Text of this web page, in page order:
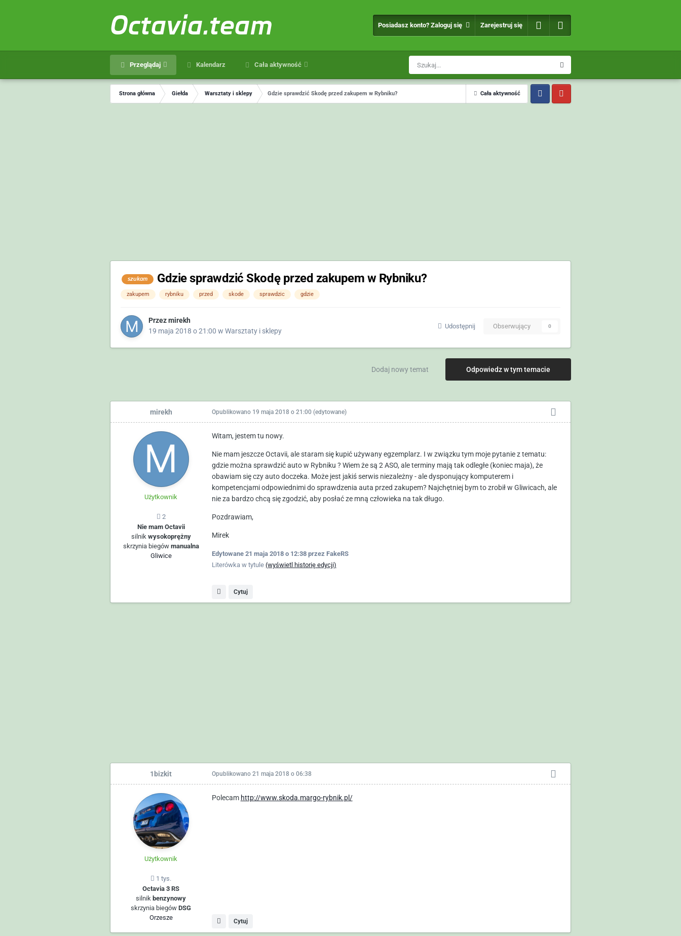
Octavia.team Posiadasz konto? Zaloguj się Zarejestruj się
Przeglądaj Kalendarz Cała aktywność
Cała aktywność
Strona główna Giełda Warsztaty i sklepy Gdzie sprawdzić Skodę przed zakupem w Rybniku?
szukam Gdzie sprawdzić Skodę przed zakupem w Rybniku?
zakupem rybniku przed skode sprawdzic gdzie
Przezmirekh
19 maja 2018 o 21:00 w Warsztaty i sklepy
Udostępnij Obserwujący 0
Odpowiedz w tym temacie
Dodaj nowy temat
mirekh
Użytkownik
2
Nie mam Octavii
silnik wysokoprężny
skrzynia biegów manualna
Gliwice
Opublikowano 19 maja 2018 o 21:00 (edytowane)
Witam, jestem tu nowy.
Nie mam jeszcze Octavii, ale staram się kupić używany egzemplarz. I w związku tym moje pytanie z tematu:
gdzie można sprawdzić auto w Rybniku ? Wiem że są 2 ASO, ale terminy mają tak odległe (koniec maja), że
obawiam się czy auto doczeka. Może jest jakiś serwis niezależny - ale dysponujący komputerem i
kompetencjami odpowiednimi do sprawdzenia auta przed zakupem? Najchętniej bym to zrobił w Gliwicach, ale
nie za bardzo chcą się zgodzić, aby posłać ze mną człowieka na tak długo.
Pozdrawiam,
Mirek
Edytowane 21 maja 2018 o 12:38przez FakeRS
Literówka w tytule (wyświetl historię edycji)
Cytuj
1bizkit
Użytkownik
1 tys.
Octavia 3 RS
silnikbenzynowy
skrzynia biegówDSG
Orzesze
Opublikowano 21 maja 2018 o 06:38
Polecam http://www.skoda.margo-rybnik.pl/
Cytuj